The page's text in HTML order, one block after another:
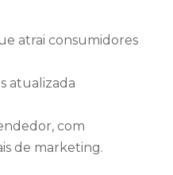
atrai consumidores
atualizada
com
de marketing.